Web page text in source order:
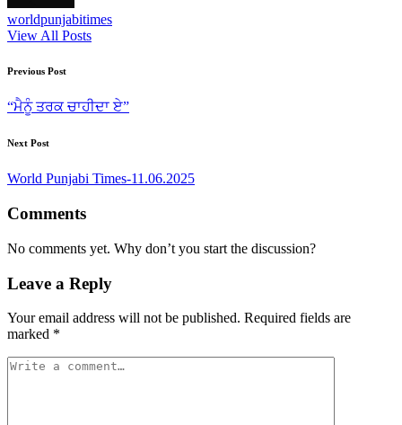
worldpunjabitimes
View All Posts
Post
navigation
Previous Post
“ਮੈਨੂੰ ਤਰਕ ਚਾਹੀਦਾ ਏ”
Next Post
World Punjabi Times-11.06.2025
Comments
No comments yet. Why don’t you start the discussion?
Leave a Reply
Your email address will not be published. Required fields are
marked *